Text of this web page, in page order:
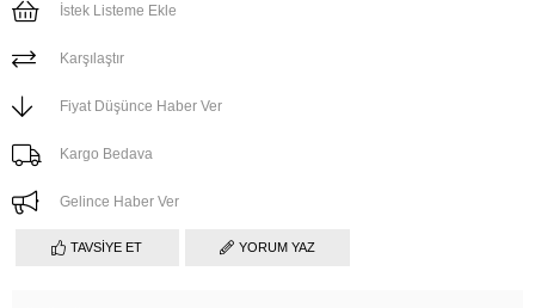
İstek Listeme Ekle
Karşılaştır
Fiyat Düşünce Haber Ver
Kargo Bedava
Gelince Haber Ver
TAVSIYE ET YORUM YAZ